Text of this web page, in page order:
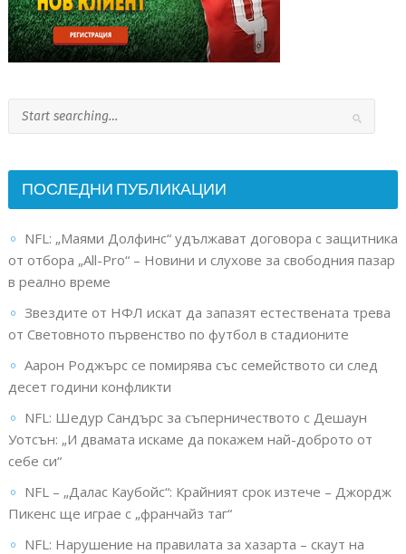
ПОСЛЕДНИ ПУБЛИКАЦИИ
NFL: „Маями Долфинс“ удължават договора с защитника
от отбора „All-Pro“ – Новини и слухове за свободния пазар
в реално време
Звездите от НФЛ искат да запазят естествената трева
от Световното първенство по футбол в стадионите
Аарон Роджърс се помирява със семейството си след
десет години конфликти
NFL: Шедур Сандърс за съперничеството с Дешаун
Уотсън: „И двамата искаме да покажем най-доброто от
себе си“
NFL – „Далас Каубойс“: Крайният срок изтече – Джордж
Пикенс ще играе с „франчайз таг“
NFL: Нарушение на правилата за хазарта – скаут на